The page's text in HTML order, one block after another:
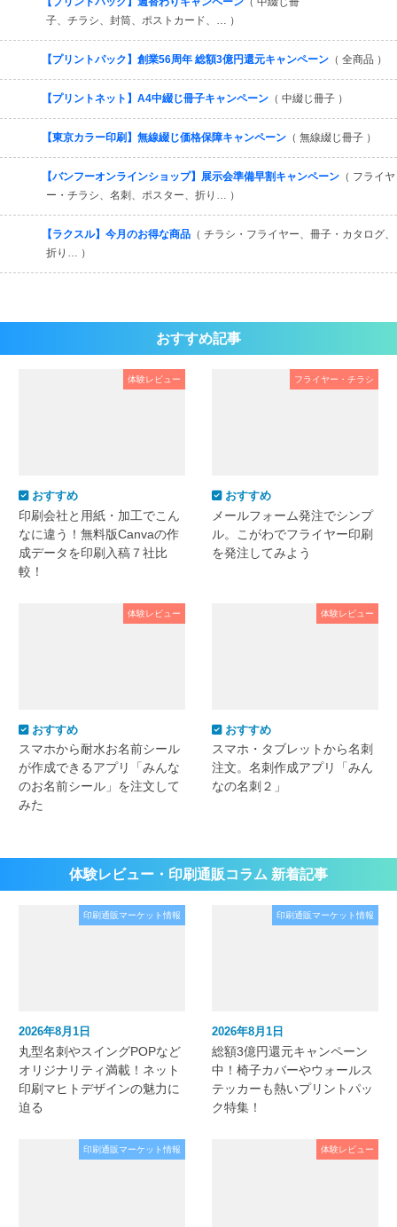
子、チラシ、封筒、ポストカード、… ）
【プリントパック】創業56周年 総額3億円還元キャンペーン （ 全商品 ）
【プリントネット】A4中綴じ冊子キャンペーン （ 中綴じ冊子 ）
【東京カラー印刷】無線綴じ価格保障キャンペーン （ 無線綴じ冊子 ）
【バンフーオンラインショップ】展示会準備早割キャンペーン （ フライヤ
ー・チラシ、名刺、ポスター、折り… ）
【ラクスル】今月のお得な商品 （ チラシ・フライヤー、冊子・カタログ、
折り… ）
おすすめ記事
体験レビュー
おすすめ
印刷会社と用紙・加工でこん
なに違う！無料版Canvaの作
成データを印刷入稿７社比
較！
フライヤー・チラシ
おすすめ
メールフォーム発注でシンプ
ル。こがわでフライヤー印刷
を発注してみよう
体験レビュー
おすすめ
スマホから耐水お名前シール
が作成できるアプリ「みんな
のお名前シール」を注文して
みた
体験レビュー
おすすめ
スマホ・タブレットから名刺
注文。名刺作成アプリ「みん
なの名刺２」
体験レビュー・印刷通販コラム 新着記事
印刷通販マーケット情報
2026年8月1日
丸型名刺やスイングPOPなど
オリジナリティ満載！ネット
印刷マヒトデザインの魅力に
迫る
印刷通販マーケット情報
2026年8月1日
総額3億円還元キャンペーン
中！椅子カバーやウォールス
テッカーも熱いプリントパッ
ク特集！
印刷通販マーケット情報 体験レビュー